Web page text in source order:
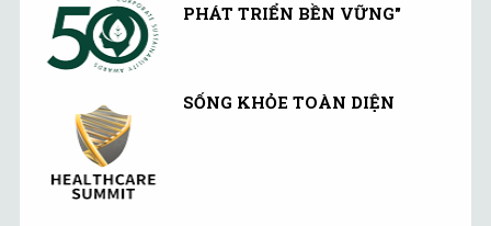
PHÁT TRIỂN BỀN VỮNG"
SỐNG KHỎE TOÀN DIỆN